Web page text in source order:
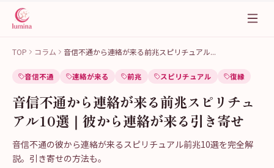
TOP コラム 音信不通から連絡が来る前兆スピリチュアル...
音信不通 連絡が来る 前兆 スピリチュアル 復縁
音信不通から連絡が来る前兆スピリチュ
アル10選｜彼から連絡が来る引き寄せ
音信不通の彼から連絡が来るスピリチュアル前兆10選を完全解
説。引き寄せの方法も。